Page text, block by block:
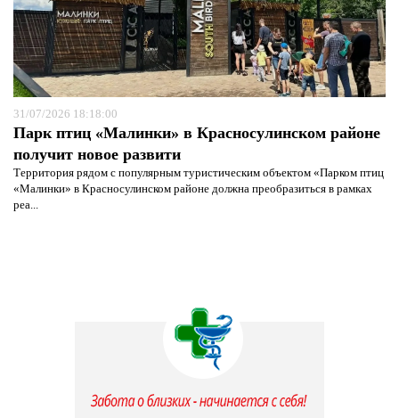
31/07/2026 18:18:00
Парк птиц «Малинки» в Красносулинском районе
получит новое развити
Территория рядом с популярным туристическим объектом «Парком птиц
«Малинки» в Красносулинском районе должна преобразиться в рамках
реа...